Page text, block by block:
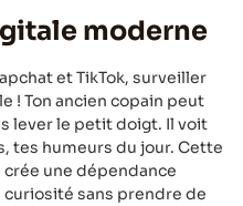
moderne
et TikTok, surveiller
! Ton ancien copain peut
lever le petit doigt. Il voit
tes humeurs du jour. Cette
crée une dépendance
curiosité sans prendre de